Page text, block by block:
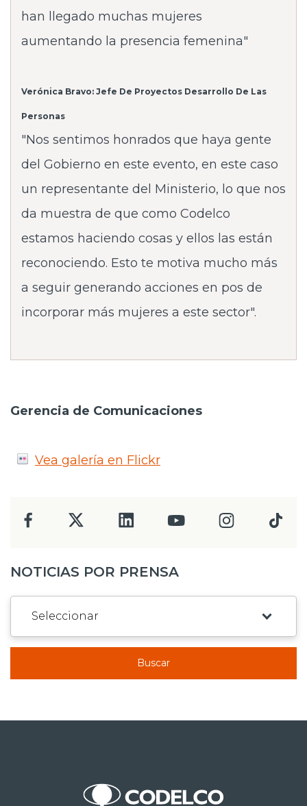
han llegado muchas mujeres
aumentando la presencia femenina"
Verónica Bravo: Jefe De Proyectos Desarrollo De Las
Personas
"Nos sentimos honrados que haya gente
del Gobierno en este evento, en este caso
un representante del Ministerio, lo que nos
da muestra de que como Codelco
estamos haciendo cosas y ellos las están
reconociendo. Esto te motiva mucho más
a seguir generando acciones en pos de
incorporar más mujeres a este sector".
Gerencia de Comunicaciones
Vea galería en Flickr
NOTICIAS POR PRENSA
Buscar